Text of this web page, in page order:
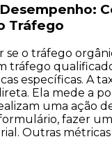
Tráfego
se o tráfego
tráfego
específicas. A
Ela mede a
uma ação
fazer
Outras